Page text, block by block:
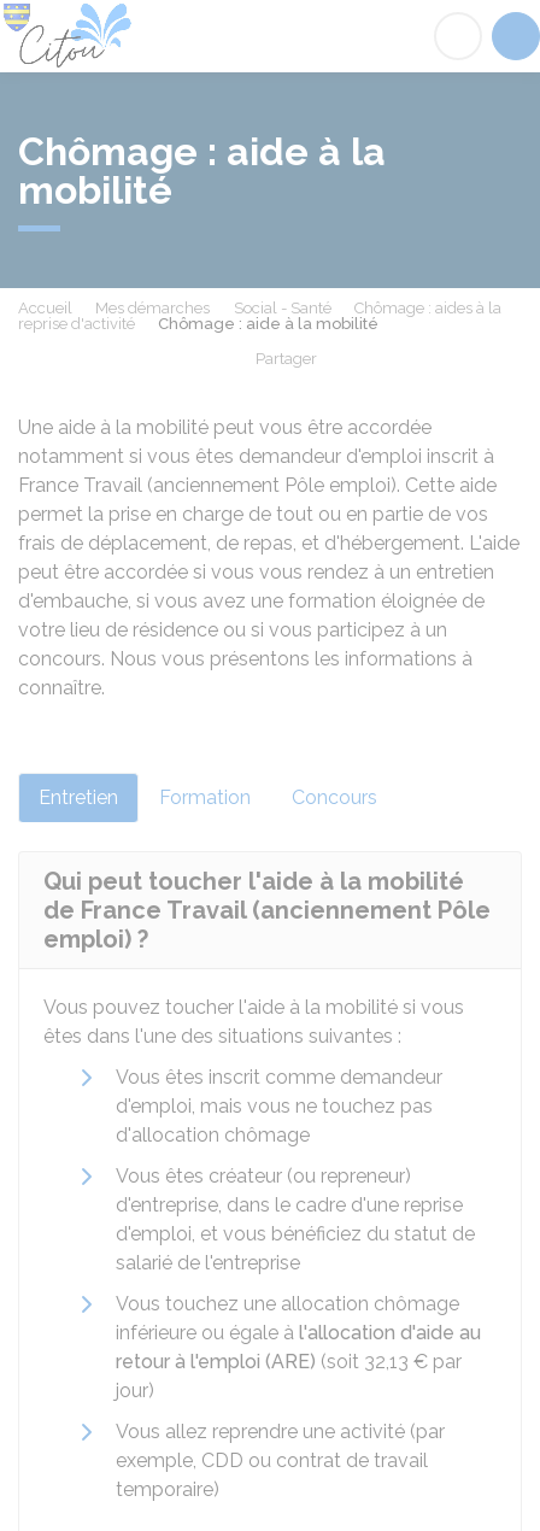
Chômage : aide à la
mobilité
Accueil Mes démarches Social - Santé
Chômage : aides à la
reprise d'activité
Chômage : aide à la mobilité
Partager
Une aide à la mobilité peut vous être accordée
notamment si vous êtes demandeur d'emploi inscrit à
France Travail (anciennement Pôle emploi). Cette aide
permet la prise en charge de tout ou en partie de vos
frais de déplacement, de repas, et d'hébergement. L'aide
peut être accordée si vous vous rendez à un entretien
d'embauche, si vous avez une formation éloignée de
votre lieu de résidence ou si vous participez à un
concours. Nous vous présentons les informations à
connaître.
Entretien Formation Concours
Qui peut toucher l'aide à la mobilité
de France Travail (anciennement Pôle
emploi) ?
Vous pouvez toucher l'aide à la mobilité si vous
êtes dans l'une des situations suivantes :
Vous êtes inscrit comme demandeur
d'emploi, mais vous ne touchez pas
d'allocation chômage
Vous êtes créateur (ou repreneur)
d'entreprise, dans le cadre d'une reprise
d'emploi, et vous bénéficiez du statut de
salarié de l'entreprise
Vous touchez une allocation chômage
inférieure ou égale à l'allocation d'aide au
retour à l'emploi (ARE) (soit 32,13 € par
jour)
Vous allez reprendre une activité (par
exemple, CDD ou contrat de travail
temporaire)